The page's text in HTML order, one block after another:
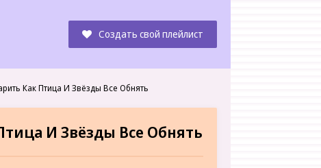
Создать свой плейлист
Как Птица И Звёзды Все Обнять
И Звёзды Все Обнять